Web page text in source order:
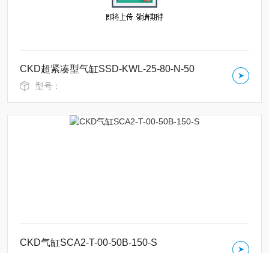
CKD超紧凑型气缸SSD-KWL-25-80-N-50
型号：
CKD气缸SCA2-T-00-50B-150-S